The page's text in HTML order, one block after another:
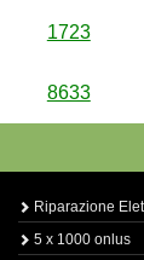
1723
8633
Riparazione
5 x 1000 onlus